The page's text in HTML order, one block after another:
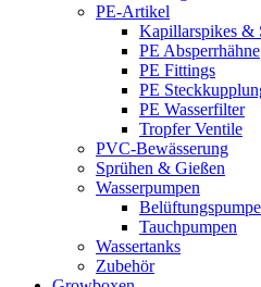
PE-Artikel
Kapillarspikes &
PE Absperrhähne
PE Fittings
PE
PE Wasserfilter
Tropfer Ventile
PVC-Bewässerung
Sprühen & Gießen
Wasserpumpen
Tauchpumpen
Wassertanks
Zubehör